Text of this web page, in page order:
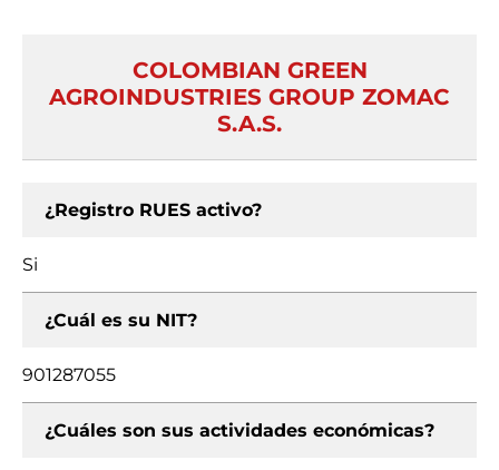
COLOMBIAN GREEN
AGROINDUSTRIES GROUP ZOMAC
S.A.S.
¿Registro RUES activo?
Si
¿Cuál es su NIT?
901287055
¿Cuáles son sus actividades económicas?